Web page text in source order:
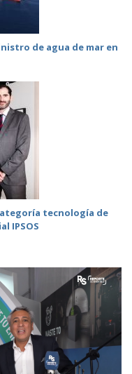
de agua de mar en
tecnología de
IPSOS